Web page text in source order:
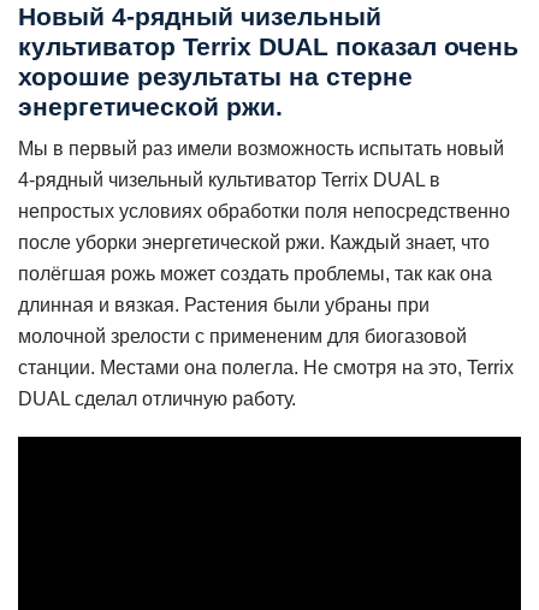
Новый 4-рядный чизельный
культиватор Terrix DUAL показал очень
хорошие результаты на стерне
энергетической ржи.
Мы в первый раз имели возможность испытать новый
4-рядный чизельный культиватор Terrix DUAL в
непростых условиях обработки поля непосредственно
после уборки энергетической ржи. Каждый знает, что
полёгшая рожь может создать проблемы, так как она
длинная и вязкая. Растения были убраны при
молочной зрелости с примененим для биогазовой
станции. Местами она полегла. Не смотря на это, Terrix
DUAL сделал отличную работу.